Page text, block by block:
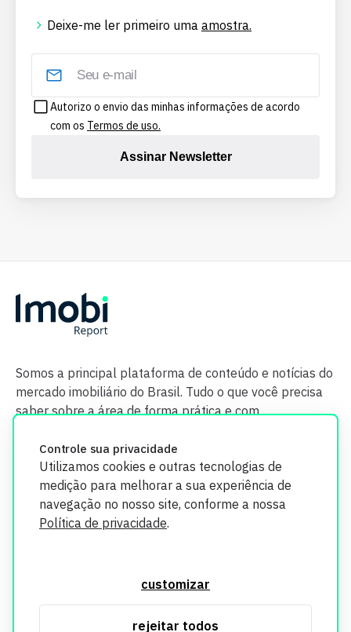
Controle sua privacidade
Utilizamos cookies e outras tecnologias de
medição para melhorar a sua experiência de
navegação no nosso site, conforme a nossa
Política de privacidade.
customizar
rejeitar todos
Deixe-me ler primeiro uma amostra.
Autorizo o envio das minhas informações de acordo
com os Termos de uso.
Assinar Newsletter
Somos a principal plataforma de conteúdo e notícias do
mercado imobiliário do Brasil. Tudo o que você precisa
saber sobre a área de forma prática e com
segurança. Todos os dados coletados em nosso site são
utilizados exclusivamente para fins de aprimoramento de
informações, consulte nossa Política de Privacidade.